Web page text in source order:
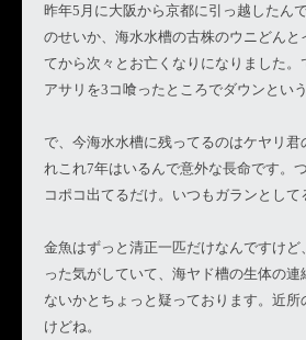
昨年5月に大阪から京都に引っ越したん
のせいか、海水水槽の古株のウニどん
てから次々とお亡くなりになりました
アサリを3コ喰ったところでダウンとい
で、今海水水槽に残ってるのはケヤリ
れこれ7年はいるんで意外な長命です。
コポコ出てるだけ。いつもガランとして
金魚はずっと清正一匹だけなんですけ
った気がしていて、海ヤド槽の生体の
ないかとちょっと疑っております。近
けどね。